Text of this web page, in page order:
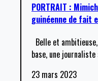
PORTRAIT :
guinéenne de fait
Belle et
base, une
23 mars 2023